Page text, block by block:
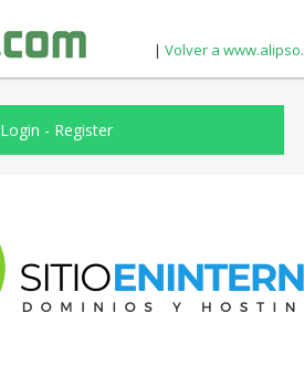
| Volver a
Login - Register